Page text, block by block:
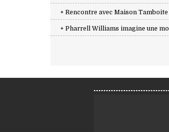
+ Rencontre avec Maison Tamboite
+ Pharrell Williams imagine une